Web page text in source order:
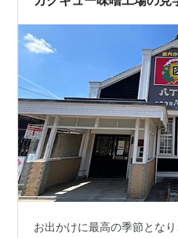
お出かけに最高の季節とな